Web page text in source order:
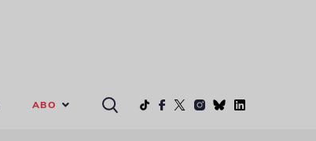
ABO